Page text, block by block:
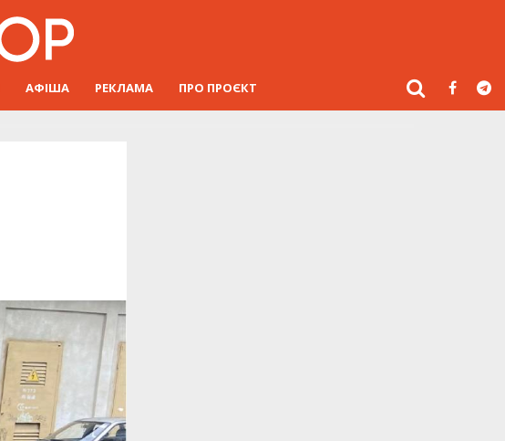
АФІША РЕКЛАМА ПРО ПРОЄКТ